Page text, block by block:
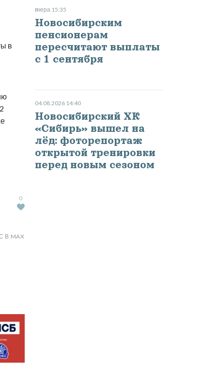
в
0
В MAX
вчера 15:35
Новосибирским
пенсионерам
пересчитают выплаты
с 1 сентября
04.08.2026 14:40
Новосибирский ХК
«Сибирь» вышел на
лёд: фоторепортаж
открытой тренировки
перед новым сезоном